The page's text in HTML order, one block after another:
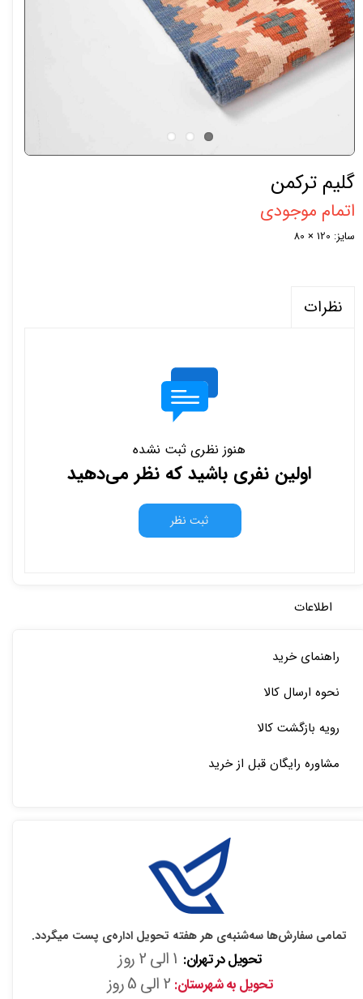
گلیم ترکمن
اتمام موجودی
سایز: 120 × 80
نظرات
هنوز نظری ثبت نشده
اولین نفری باشید که نظر می‌دهید
ثبت نظر
راهنمای خرید
نحوه ارسال کالا
رویه بازگشت کالا
مشاوره رایگان قبل از خرید
تمامی سفارش‌ها سه‌شنبه‌ی هر هفته تحویل اداره‌ی پست میگردد.
تحویل در تهران:
تحویل به شهرستان: 2 الی 5 روز
اطلاعات